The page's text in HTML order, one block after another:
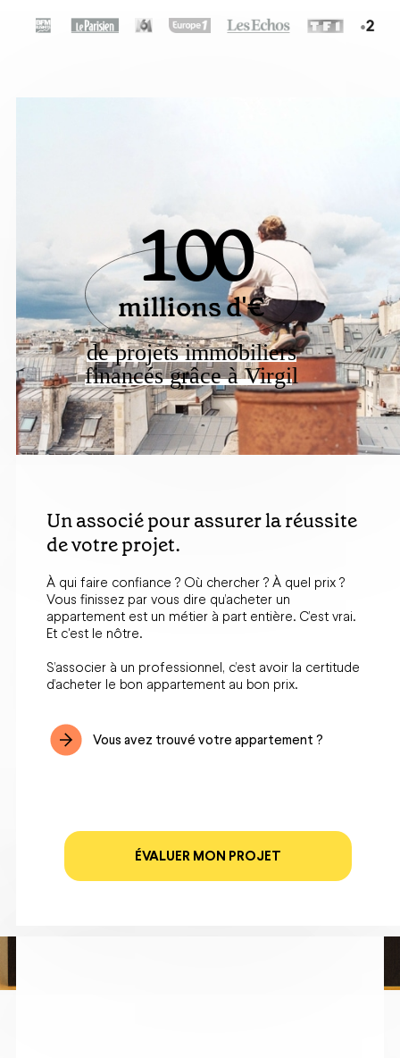
Un associé pour assurer la réussite
de votre projet.
À qui faire confiance ? Où chercher ? À quel prix ?
Vous finissez par vous dire qu’acheter un
appartement est un métier à part entière. C’est vrai.
Et c'est le nôtre.
S’associer à un professionnel, c’est avoir la certitude
d’acheter le bon appartement au bon prix.
Vous avez trouvé votre appartement ?
ÉVALUER MON PROJET
100
millions d'€
de projets immobiliers
financés grâce à Virgil